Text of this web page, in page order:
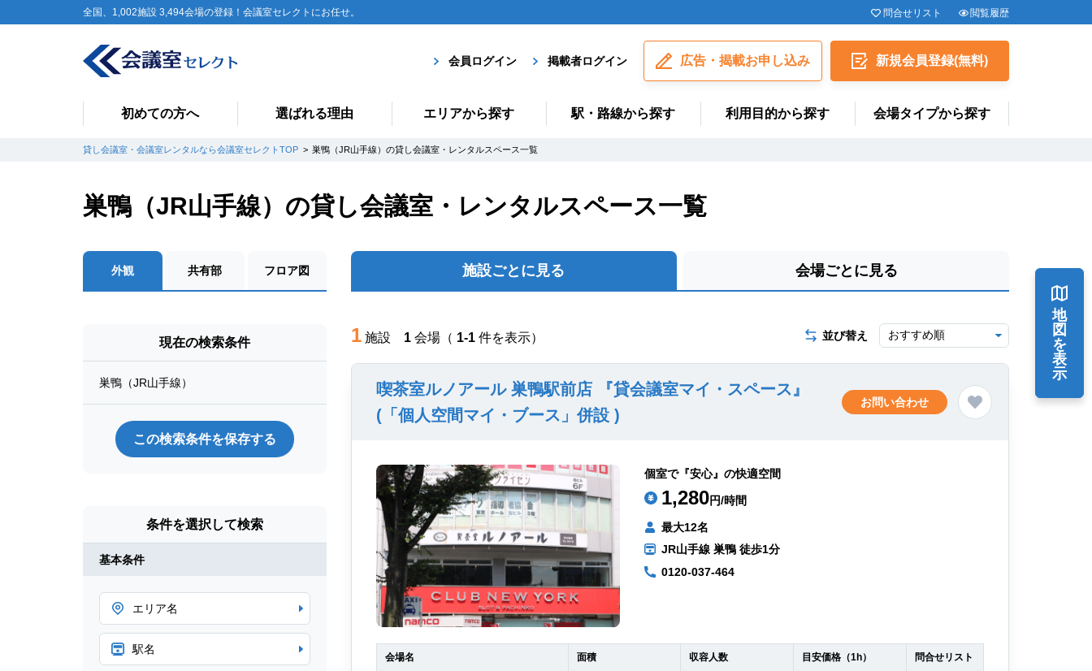
全国、1,002施設 3,494会場の登録！会議室セレクトにお任せ。 問合せリスト 閲覧履歴
会員ログイン 掲載者ログイン 広告・揭載お申し込み 新規会員登録(無料)
初めての方へ 選ばれる理由 エリアから探す 駅・路線から探す 利用目的から探す 会場タイプから探す
貸し会議室・会議室レンタルなら会議室セレクトTOP 巣鴨（JR山手線）の貸し会議室・レンタルスペース一覧
巣鴨（JR山手線）の貸し会議室・レンタルスペース一覧
外観 共有部 フロア図
現在の検索条件
巣鴨（JR山手線）
この検索条件を保存する
条件を選択して検索
基本条件
エリア名
駅名
施設ごとに見る 会場ごとに見る
1 施設 1 会場（ 1-1 件を表示） 並び替え
喫茶室ルノアール 巣鴨駅前店 『貸会議室マイ・スペース』
(「個人空間マイ・ブース」併設 )
お問い合わせ
個室で『安心』の快適空間
1,280円/時間
最大12名
JR山手線 巣鴨 徒歩1分
0120-037-464
会場名 面積 収容人数 目安価格（1h） 問合せリスト
地
図
を
表
示